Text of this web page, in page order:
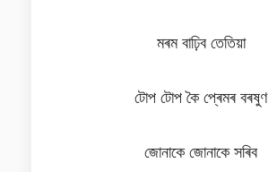
মৰম বাঢ়িব তেতিয়া
টোপ টোপ কৈ প্ৰেমৰ বৰষুণ
জোনাকে জোনাকে সৰিব